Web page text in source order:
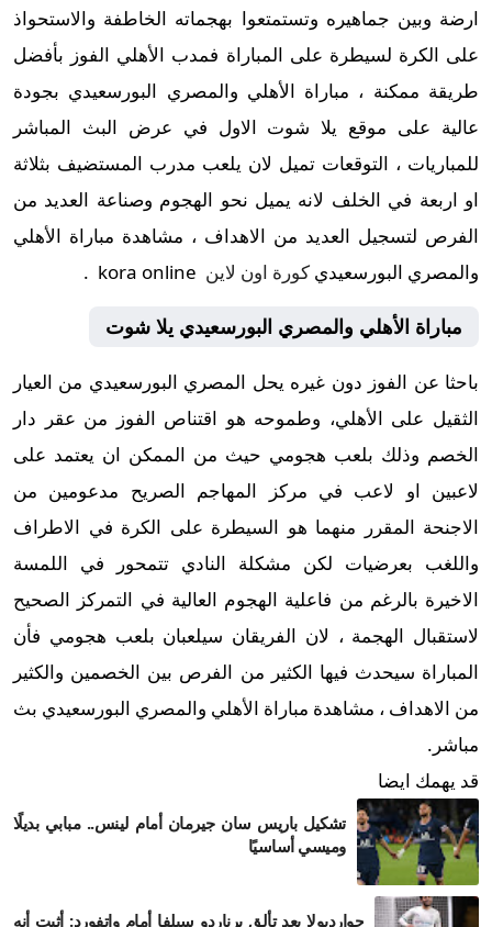
ارضة وبين جماهيره وتستمتعوا بهجماته الخاطفة والاستحواذ
على الكرة لسيطرة على المباراة فمدب الأهلي الفوز بأفضل
طريقة ممكنة ، مباراة الأهلي والمصري البورسعيدي بجودة
عالية على موقع يلا شوت الاول في عرض البث المباشر
للمباريات ، التوقعات تميل لان يلعب مدرب المستضيف بثلاثة
او اربعة في الخلف لانه يميل نحو الهجوم وصناعة العديد من
الفرص لتسجيل العديد من الاهداف ، مشاهدة مباراة الأهلي
والمصري البورسعيدي كورة اون لاين
مباراة الأهلي والمصري البورسعيدي يلا شوت
باحثا عن الفوز دون غيره يحل المصري البورسعيدي من العيار
الثقيل على الأهلي، وطموحه هو اقتناص الفوز من عقر دار
الخصم وذلك بلعب هجومي حيث من الممكن ان يعتمد على
لاعبين او لاعب في مركز المهاجم الصريح مدعومين من
الاجنحة المقرر منهما هو السيطرة على الكرة في الاطراف
واللغب بعرضيات لكن مشكلة النادي تتمحور في اللمسة
الاخيرة بالرغم من فاعلية الهجوم العالية في التمركز الصحيح
لاستقبال الهجمة ، لان الفريقان سيلعبان بلعب هجومي فأن
المباراة سيحدث فيها الكثير من الفرص بين الخصمين والكثير
من الاهداف ، مشاهدة مباراة الأهلي والمصري البورسعيدي بث
مباشر.
قد يهمك ايضا
تشكيل باريس سان جيرمان أمام لينس.. مبابي بديلًا
وميسي أساسيًا
جوارديولا بعد تألق برناردو سيلفا أمام واتفورد: أثبت أنه